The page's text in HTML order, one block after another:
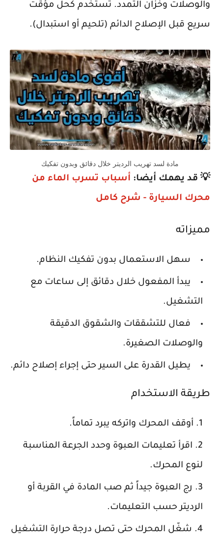
والوصلات وخزان التمدد. تُستخدم كحل مؤقت
سريع قبل الإصلاح الدائم (تلحيم أو استبدال).
مادة لسد تهريب الرديتر خلال دقائق وبدون تفكيك
💡 قد يهمك أيضا: أسباب تسرب الماء من
محرك السيارة - شرح كامل
مميزاته
سهل الاستعمال بدون تفكيك النظام.
يبدأ المفعول خلال دقائق إلى ساعات مع
التشغيل.
فعال للتشققات والشقوق الدقيقة
والوصلات الصغيرة.
يطيل القدرة على السير حتى إجراء إصلاح دائم.
طريقة الاستخدام
أوقف المحرك واتركه يبرد تماماً.
اقرأ تعليمات العبوة وحدد الجرعة المناسبة
لنوع المحرك.
رج العبوة جيداً ثم صب المادة في القربة أو
الرديتر حسب التعليمات.
شغّل المحرك حتى تصل درجة حرارة التشغيل